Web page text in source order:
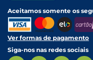
Aceitamos somente os
Ver formas de pagamento
Siga-nos nas redes sociais